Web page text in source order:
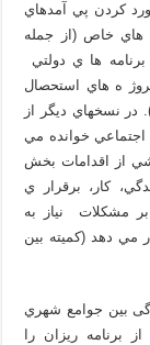
کردن پي آمدهاي
هاي خاص (از جمله
ها ي دولتي
ه هاي استحصال
طبيعي) ناشي شوند (مسلمی و همکاران، 1385). در نسخه­اي ديگر از
خوانده مي
از اقدامات بخش
کار، برقرار ي
بر مشکلات نياز به
مي دهد (کميته بين
بین جوامع شهري
برنامه ریزان را